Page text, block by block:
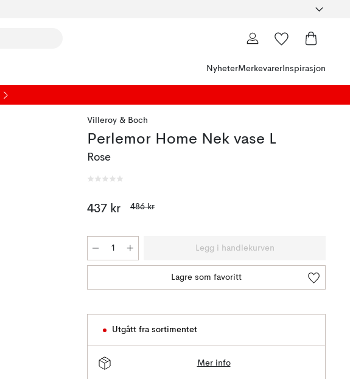
NyheterMerkevarer Inspirasjon
Villeroy & Boch
Perlemor Home Nek vase L
Rose
437 kr 486 kr
Legg i handlekurven
Lagre som favoritt
Utgått fra sortimentet
Mer info